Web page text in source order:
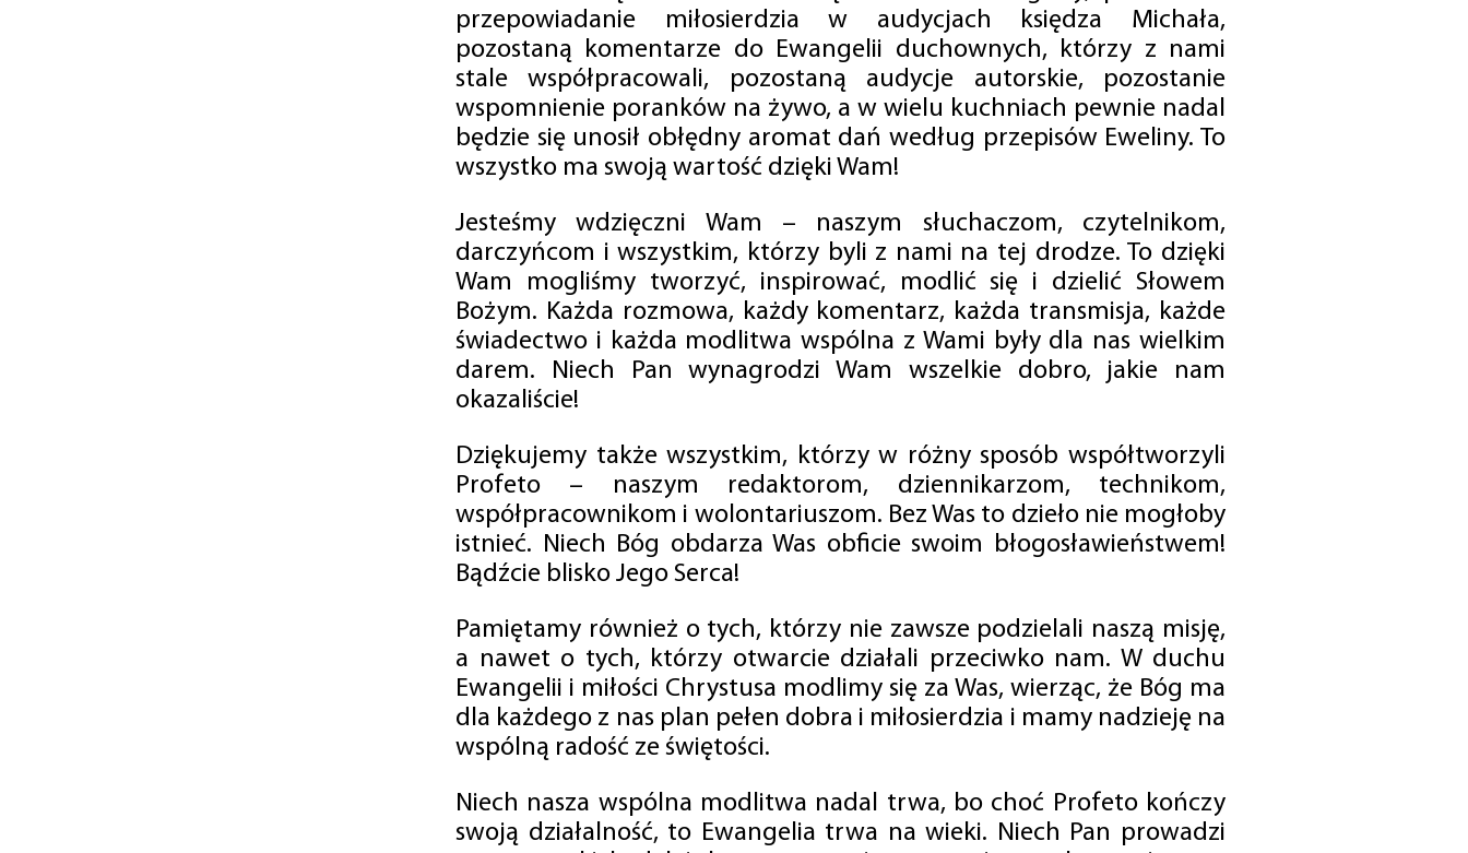
przepowiadanie miłosierdzia w audycjach księdza Michała,
pozostaną komentarze do Ewangelii duchownych, którzy z nami
stale współpracowali, pozostaną audycje autorskie, pozostanie
wspomnienie poranków na żywo, a w wielu kuchniach pewnie nadal
będzie się unosił obłędny aromat dań według przepisów Eweliny. To
wszystko ma swoją wartość dzięki Wam!
Jesteśmy wdzięczni Wam – naszym słuchaczom, czytelnikom,
darczyńcom i wszystkim, którzy byli z nami na tej drodze. To dzięki
Wam mogliśmy tworzyć, inspirować, modlić się i dzielić Słowem
Bożym. Każda rozmowa, każdy komentarz, każda transmisja, każde
świadectwo i każda modlitwa wspólna z Wami były dla nas wielkim
darem. Niech Pan wynagrodzi Wam wszelkie dobro, jakie nam
okazaliście!
Dziękujemy także wszystkim, którzy w różny sposób współtworzyli
Profeto – naszym redaktorom, dziennikarzom, technikom,
współpracownikom i wolontariuszom. Bez Was to dzieło nie mogłoby
istnieć. Niech Bóg obdarza Was obficie swoim błogosławieństwem!
Bądźcie blisko Jego Serca!
Pamiętamy również o tych, którzy nie zawsze podzielali naszą misję,
a nawet o tych, którzy otwarcie działali przeciwko nam. W duchu
Ewangelii i miłości Chrystusa modlimy się za Was, wierząc, że Bóg ma
dla każdego z nas plan pełen dobra i miłosierdzia i mamy nadzieję na
wspólną radość ze świętości.
Niech nasza wspólna modlitwa nadal trwa, bo choć Profeto kończy
swoją działalność, to Ewangelia trwa na wieki. Niech Pan prowadzi